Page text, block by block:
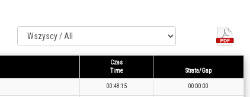
Czas
Time
Strata/Gap
00:48:15 00:00:00